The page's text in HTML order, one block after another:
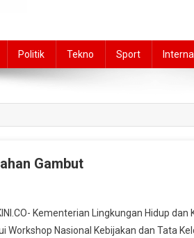
Politik Tekno Sport
Gambut
Kementerian Lingkungan Hidup
Nasional Kebijakan dan Tata